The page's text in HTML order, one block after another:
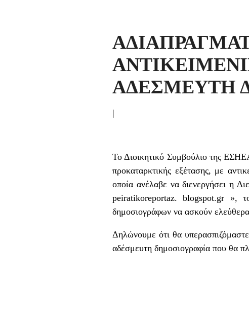
ΑΔΕΣΜΕΥΤΗ
|
Το Διοικητικό Συμβούλιο της
προκαταρκτικής εξέτασης, με
οποία ανέλαβε να διενεργήσει η
peiratikoreportaz. blogspot.gr »,
δημοσιογράφων να ασκούν
Δηλώνουμε ότι θα
αδέσμευτη δημοσιογραφία που θα